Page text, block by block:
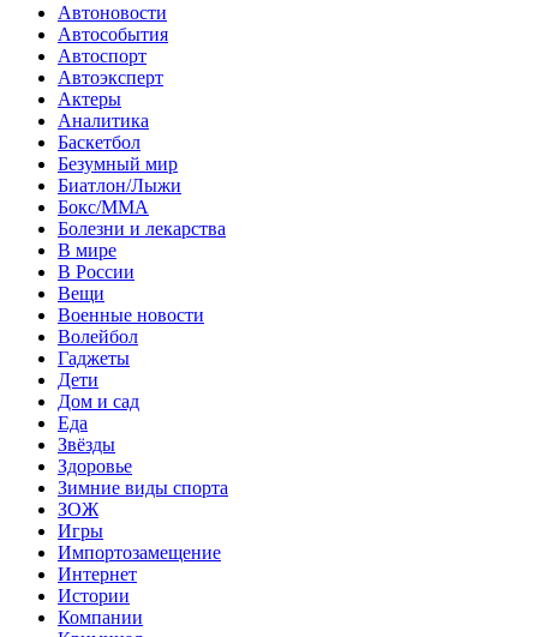
Автоновости
Автособытия
Автоспорт
Автоэксперт
Актеры
Аналитика
Баскетбол
Безумный мир
Биатлон/Лыжи
Бокс/MMA
Болезни и лекарства
В мире
В России
Вещи
Военные новости
Волейбол
Гаджеты
Дети
Дом и сад
Еда
Звёзды
Здоровье
Зимние виды спорта
ЗОЖ
Игры
Импортозамещение
Интернет
Истории
Компании